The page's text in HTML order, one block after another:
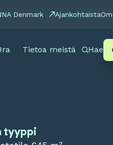
Denmark Ajankohtaista
Tietoa meistä Hae
tyyppi